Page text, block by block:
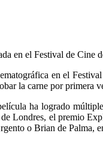
en el Festival de Cine
en el
la carne por primera
ha logrado
Londres, el premio
o Brian de Palma,